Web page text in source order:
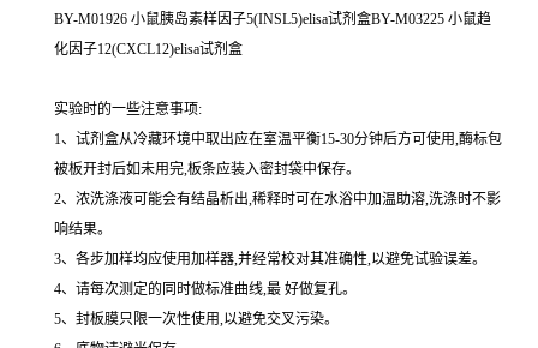
BY-M01926 小鼠胰岛素样因子5(INSL5)elisa试剂盒BY-M03225 小鼠趋
化因子12(CXCL12)elisa试剂盒
实验时的一些注意事项:
1、试剂盒从冷藏环境中取出应在室温平衡15-30分钟后方可使用,酶标包
被板开封后如未用完,板条应装入密封袋中保存。
2、浓洗涤液可能会有结晶析出,稀释时可在水浴中加温助溶,洗涤时不影
响结果。
3、各步加样均应使用加样器,并经常校对其准确性,以避免试验误差。
4、请每次测定的同时做标准曲线,最 好做复孔。
5、封板膜只限一次性使用,以避免交叉污染。